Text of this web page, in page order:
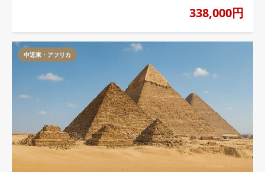
338,000円
中近東・アフリカ